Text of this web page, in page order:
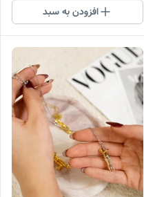
افزودن به سبد